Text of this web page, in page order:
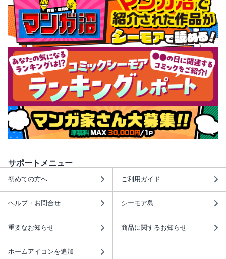
サポートメニュー
初めての方へ ご利用ガイド
ヘルプ・お問合せ シーモア島
重要なお知らせ 商品に関するお知らせ
ホームアイコンを追加